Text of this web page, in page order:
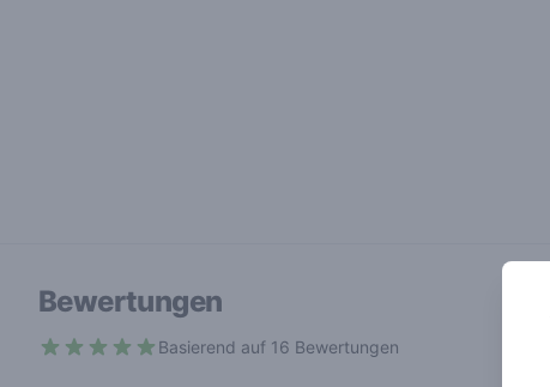
Bewertungen
Basierend auf 16 Bewertungen